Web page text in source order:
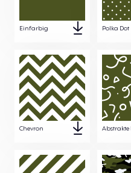
Einfarbig Polka Dot
Chevron Abstrakte